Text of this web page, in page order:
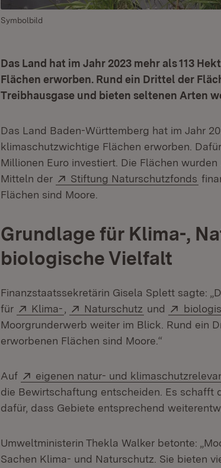
Symbolbild
Das Land hat im Jahr 2023 mehr als 113
Flächen erworben. Rund ein Drittel der
Treibhausgase und bieten seltenen Arten
Das Land Baden-Württemberg hat im Jahr
klimaschutzwichtige Flächen erworben.
Millionen Euro investiert. Die Flächen
Mitteln der
Extern:
Stiftung Naturschutzfonds
Flächen sind Moore.
Grundlage für Klima-,
biologische Vielfalt
Finanzstaatssekretärin Gisela Splett sagte:
für
Extern:
Klima- (Öffnet in neuem Fenster)
Extern:
Naturschutz (Öffnet in
und Extern:
Moorgrunderwerb weiter im Blick. Rund ein
erworbenen Flächen sind Moore.“
Auf Extern:
eigenen natur- und
die Bewirtschaftung entscheiden. Es schafft
dafür, dass Gebiete entsprechend
Umweltministerin Thekla Walker betonte:
Sachen Klima- und Naturschutz. Sie bieten